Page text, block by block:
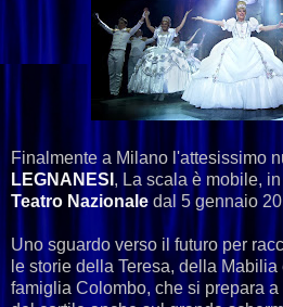
Finalmente a Milano l'attesissimo
LEGNANESI , La scala è mobile, in
Teatro Nazionale dal 5 gennaio
Uno sguardo verso il futuro per
le storie della Teresa, della
famiglia Colombo, che si prepara